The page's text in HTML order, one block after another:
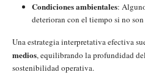
Condiciones ambientales:
deterioran con el tiempo si no
Una estrategia interpretativa efectiva
medios, equilibrando la profundidad
sostenibilidad operativa.